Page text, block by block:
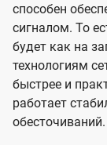
способен
сигналом. То
будет как на
технологиям
быстрее и
работает
обесточиваний.